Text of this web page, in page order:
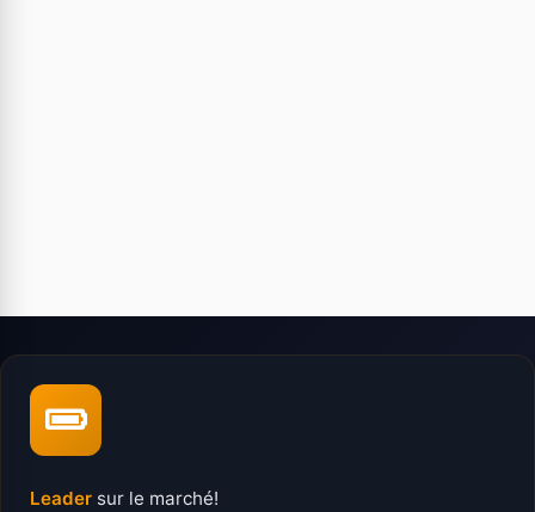
Leader sur le marché!